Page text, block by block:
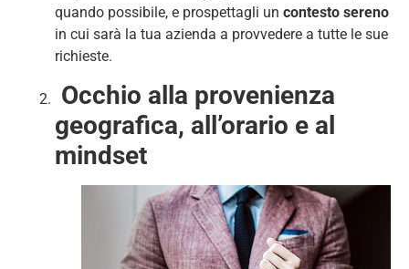
quando possibile, e prospettagli un contesto sereno
in cui sarà la tua azienda a provvedere a tutte le sue
richieste.
Occhio alla provenienza
geografica, all’orario e al
mindset